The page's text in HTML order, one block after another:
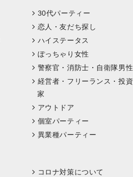
30代パーティー
恋人・友だち探し
ハイステータス
ぽっちゃり女性
警察官・消防士・自衛隊男性
経営者・フリーランス・投資
家
アウトドア
個室パーティー
異業種パーティー
コロナ対策について